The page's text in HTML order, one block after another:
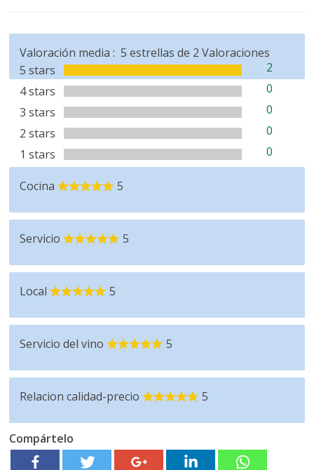
Valoración media :
5 stars
2
4 stars
0
3 stars
0
2 stars
0
1 stars
0
5 estrellas de 2 Valoraciones
Cocina 5
Servicio 5
Local 5
Servicio del vino 5
Relacion calidad-precio 5
Compártelo